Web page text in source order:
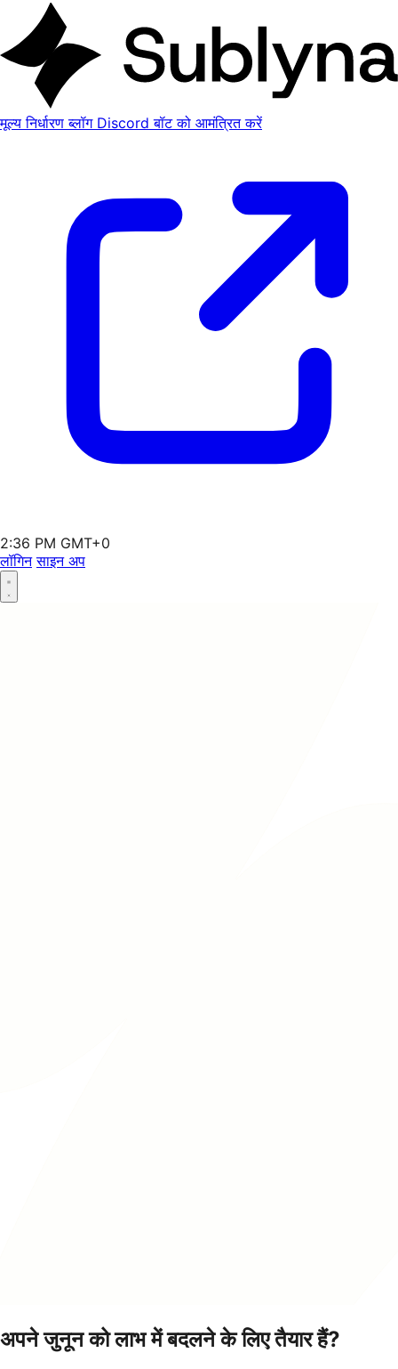
मूल्य निर्धारणब्लॉग Discord बॉट को आमंत्रित करें
2:36 PM GMT+0
लॉगिन साइन अप
अपने जुनून को लाभ में बदलने के लिए तैयार हैं?